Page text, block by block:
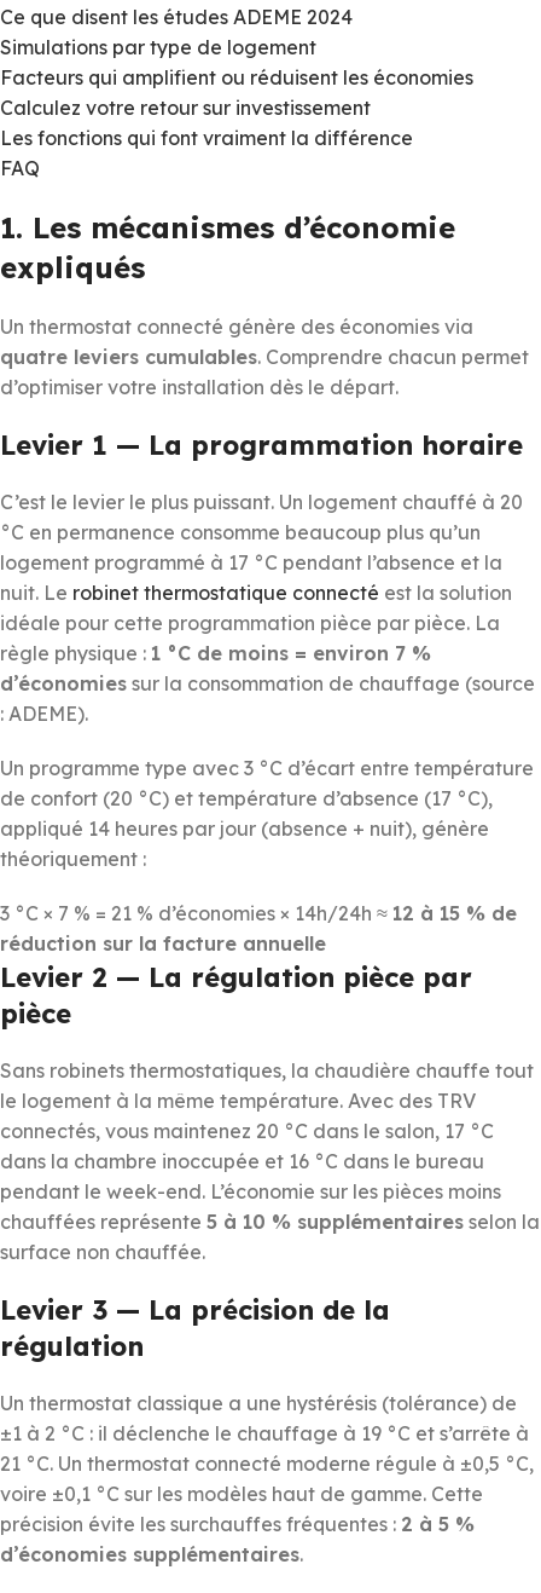
Ce que disent les études ADEME 2024
Simulations par type de logement
Facteurs qui amplifient ou réduisent les économies
Calculez votre retour sur investissement
Les fonctions qui font vraiment la différence
FAQ
1. Les mécanismes d’économie
expliqués
Un thermostat connecté génère des économies via
quatre leviers cumulables. Comprendre chacun permet
d’optimiser votre installation dès le départ.
Levier 1 — La programmation horaire
C’est le levier le plus puissant. Un logement chauffé à 20
°C en permanence consomme beaucoup plus qu’un
logement programmé à 17 °C pendant l’absence et la
nuit. Le robinet thermostatique connecté est la solution
idéale pour cette programmation pièce par pièce. La
règle physique : 1 °C de moins = environ 7 %
d’économies sur la consommation de chauffage (source
: ADEME).
Un programme type avec 3 °C d’écart entre température
de confort (20 °C) et température d’absence (17 °C),
appliqué 14 heures par jour (absence + nuit), génère
théoriquement :
3 °C × 7 % = 21 % d’économies × 14h/24h ≈ 12 à 15 % de
réduction sur la facture annuelle
Levier 2 — La régulation pièce par
pièce
Sans robinets thermostatiques, la chaudière chauffe tout
le logement à la même température. Avec des TRV
connectés, vous maintenez 20 °C dans le salon, 17 °C
dans la chambre inoccupée et 16 °C dans le bureau
pendant le week-end. L’économie sur les pièces moins
chauffées représente 5 à 10 % supplémentaires selon la
surface non chauffée.
Levier 3 — La précision de la
régulation
Un thermostat classique a une hystérésis (tolérance) de
±1 à 2 °C : il déclenche le chauffage à 19 °C et s’arrête à
21 °C. Un thermostat connecté moderne régule à ±0,5 °C,
voire ±0,1 °C sur les modèles haut de gamme. Cette
précision évite les surchauffes fréquentes : 2 à 5 %
d’économies supplémentaires.